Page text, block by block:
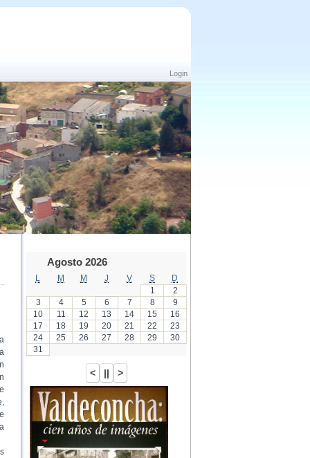
Login
Agosto 2026
M M J V S
D
1
2
3
4 5 6 7 8
9
10
11 12 13 14 15
16
17
18 19 20 21 22
23
24
25 26 27 28 29
30
31